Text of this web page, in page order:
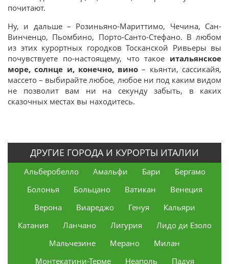
почитают.
Ну, и дальше – Розиньяно-Мариттимо, Чечина, Сан-
Винченцо, Пьомбино, Порто-Санто-Стефано. В любом
из этих курортных городков Тосканской Ривьеры вы
почувствуете по-настоящему, что такое итальянское
море, солнце и, конечно, вино – кьянти, сассикайя,
массето – выбирайте любое, любое ни под каким видом
не позволит вам ни на секунду забыть, в каких
сказочных местах вы находитесь.
ДРУГИЕ ГОРОДА И КУРОРТЫ ИТАЛИИ
Альберобелло Амальфи Бари
Бергамо
Болонья
Больцано Ватикан
Венеция
Верона
Виареджо Генуя
Кальяри
Катания
Ланчано Лигурия
Лидо ди Езоло
Мальчезине
Мерано
Милан
Монтекатини-Терме
Неаполь
Падуя